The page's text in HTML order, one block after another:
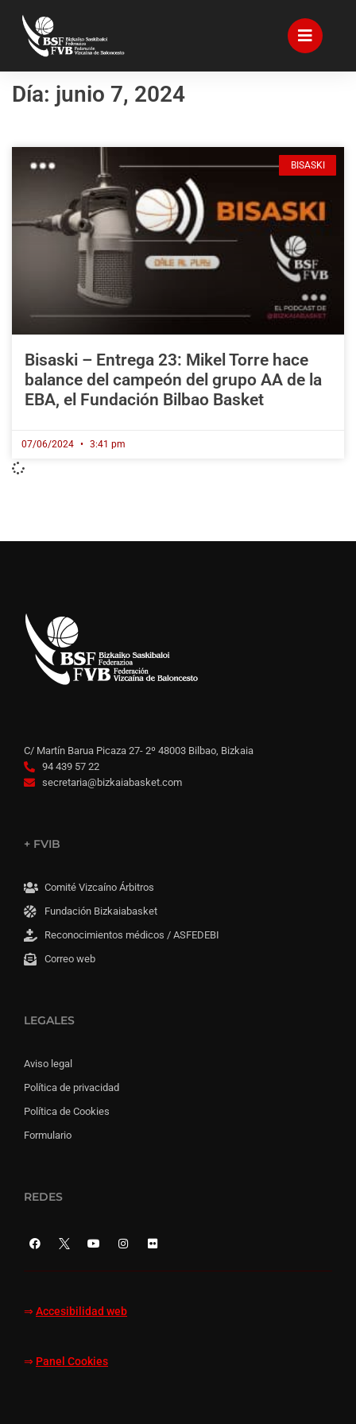
Día: junio 7, 2024
BISASKI
Bisaski – Entrega 23: Mikel Torre hace
balance del campeón del grupo AA de la
EBA, el Fundación Bilbao Basket
07/06/2024 3:41 pm
C/ Martín Barua Picaza 27- 2º 48003 Bilbao, Bizkaia
94 439 57 22
secretaria@bizkaiabasket.com
+ FVIB
Comité Vizcaíno Árbitros
Fundación Bizkaiabasket
Reconocimientos médicos / ASFEDEBI
Correo web
LEGALES
Aviso legal
Política de privacidad
Política de Cookies
Formulario
REDES
⇒ Accesibilidad web
⇒ Panel Cookies